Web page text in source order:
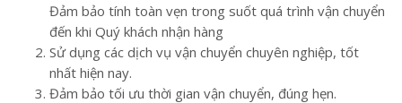
Đảm bảo tính toàn vẹn trong suốt quá trình vận chuyển
đến khi Quý khách nhận hàng
Sử dụng các dịch vụ vận chuyển chuyên nghiệp, tốt
nhất hiện nay.
Đảm bảo tối ưu thời gian vận chuyển, đúng hẹn.